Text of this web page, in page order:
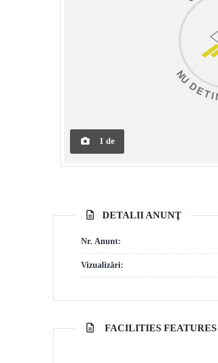
1 de
DETALII ANUNŢ
Nr. Anunt:
Vizualizări:
FACILITIES FEATURES